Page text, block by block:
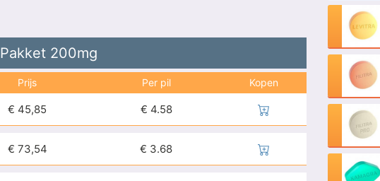
Pakket 200mg
Prijs Per pil Kopen
€ 45,85 € 4.58
€ 73,54 € 3.68